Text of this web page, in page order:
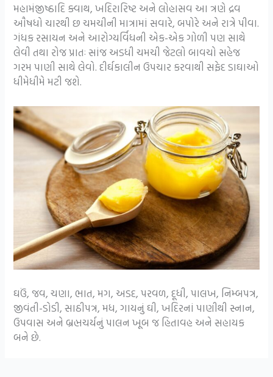
મહામંજીષ્ઠાદિ ક્વાથ, ખદિરારિષ્ટ અને લોહાસવ આ ત્રણે દ્રવ
ઔષધો ચારથી છ ચમચીની માત્રામાં સવારે, બપોરે અને રાત્રે પીવા.
ગંધક રસાયન અને આરોગ્યર્વિધની એક-એક ગોળી પણ સાથે
લેવી તથા રોજ પ્રાતઃ સાંજ અડધી ચમચી જેટલો બાવચો સહેજ
ગરમ પાણી સાથે લેવો. દીર્ઘકાલીન ઉપચાર કરવાથી સફેદ ડાઘાઓ
ધીમેધીમે મટી જશે.
ઘઉં, જવ, ચણા, ભાત, મગ, અડદ, પરવળ, દૂધી, પાલખ, નિમ્બપત્ર,
જીવંતી-ડોડી, સાઠીપત્ર, મધ, ગાયનું ઘી, ખદિરનાં પાણીથી સ્નાન,
ઉપવાસ અને બ્રહ્મચર્યનું પાલન ખૂબ જ હિતાવહ અને સહાયક
બને છે.